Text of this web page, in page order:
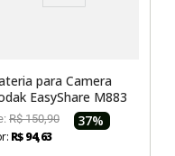
para Camera
EasyShare M883
R$ 150,90 37%
R$94,63